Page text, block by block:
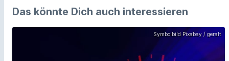
Das könnte Dich auch interessieren
Symbolbild Pixabay / geralt